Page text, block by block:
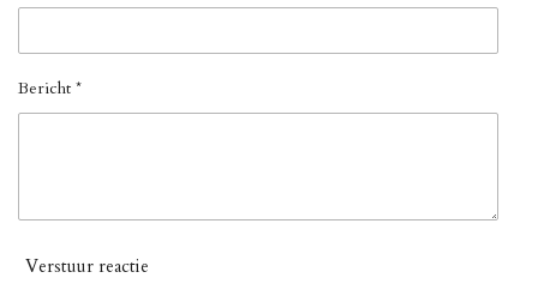
Bericht *
Verstuur reactie